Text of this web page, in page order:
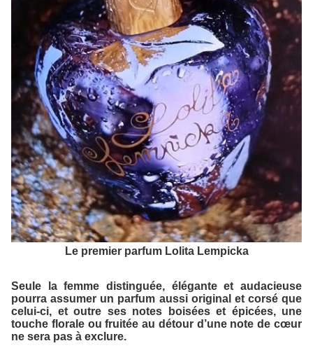
Le premier parfum Lolita Lempicka
Seule la femme distinguée, élégante et audacieuse
pourra assumer un parfum aussi original et corsé que
celui-ci, et outre ses notes boisées et épicées, une
touche florale ou fruitée au détour d’une note de cœur
ne sera pas à exclure.